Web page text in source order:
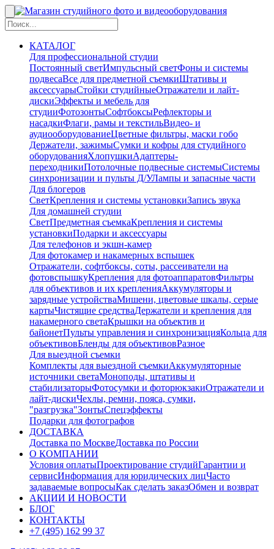
КАТАЛОГ
Для профессиональной студии
Постоянный светИмпульсный светФоны и системы
подвесаВсе для предметной съемкиШтативы и
аксессуарыСтойки студийныеОтражатели и лайт-
дискиЭффекты и мебель для
студииФотозонтыСофтбоксыРефлекторы и
насадкиФлаги, рамы и текстильВидео- и
аудиооборудованиеЦветные фильтры, маски гобо
Держатели, зажимыСумки и кофры для студийного
оборудованияХлопушкиАдаптеры-
переходникиПотолочные подвесные системыСистемы
синхронизации и пульты Д/УЛампы и запасные части
Для блогеров
СветКрепления и системы установкиЗапись звука
Для домашней студии
СветПредметная съемкаКрепления и системы
установкиПодарки и аксессуары
Для телефонов и экшн-камер
Для фотокамер и накамерных вспышек
Отражатели, софтбоксы, соты, рассеиватели на
фотовспышкуКрепления для фотоаппаратовФильтры
для объективов и их крепленияАккумуляторы и
зарядные устройстваМишени, цветовые шкалы, серые
картыЧистящие средстваДержатели и крепления для
накамерного светаКрышки на объектив и
байонетПульты управления и синхронизацияКольца для
объективовБленды для объективовРазное
Для выездной съемки
Комплекты для выездной съемкиАккумуляторные
источники светаМоноподы, штативы и
стабилизаторыФотосумки и фоторюкзакиОтражатели и
лайт-дискиЧехлы, ремни, пояса, сумки,
"разгрузка"ЗонтыСпецэффекты
Подарки для фотографов
ДОСТАВКА
Доставка по МосквеДоставка по России
О КОМПАНИИ
Условия оплатыПроектирование студийГарантии и
сервисИнформация для юридических лицЧасто
задаваемые вопросыКак сделать заказОбмен и возврат
АКЦИИ И НОВОСТИ
БЛОГ
КОНТАКТЫ
+7 (495) 162 99 37